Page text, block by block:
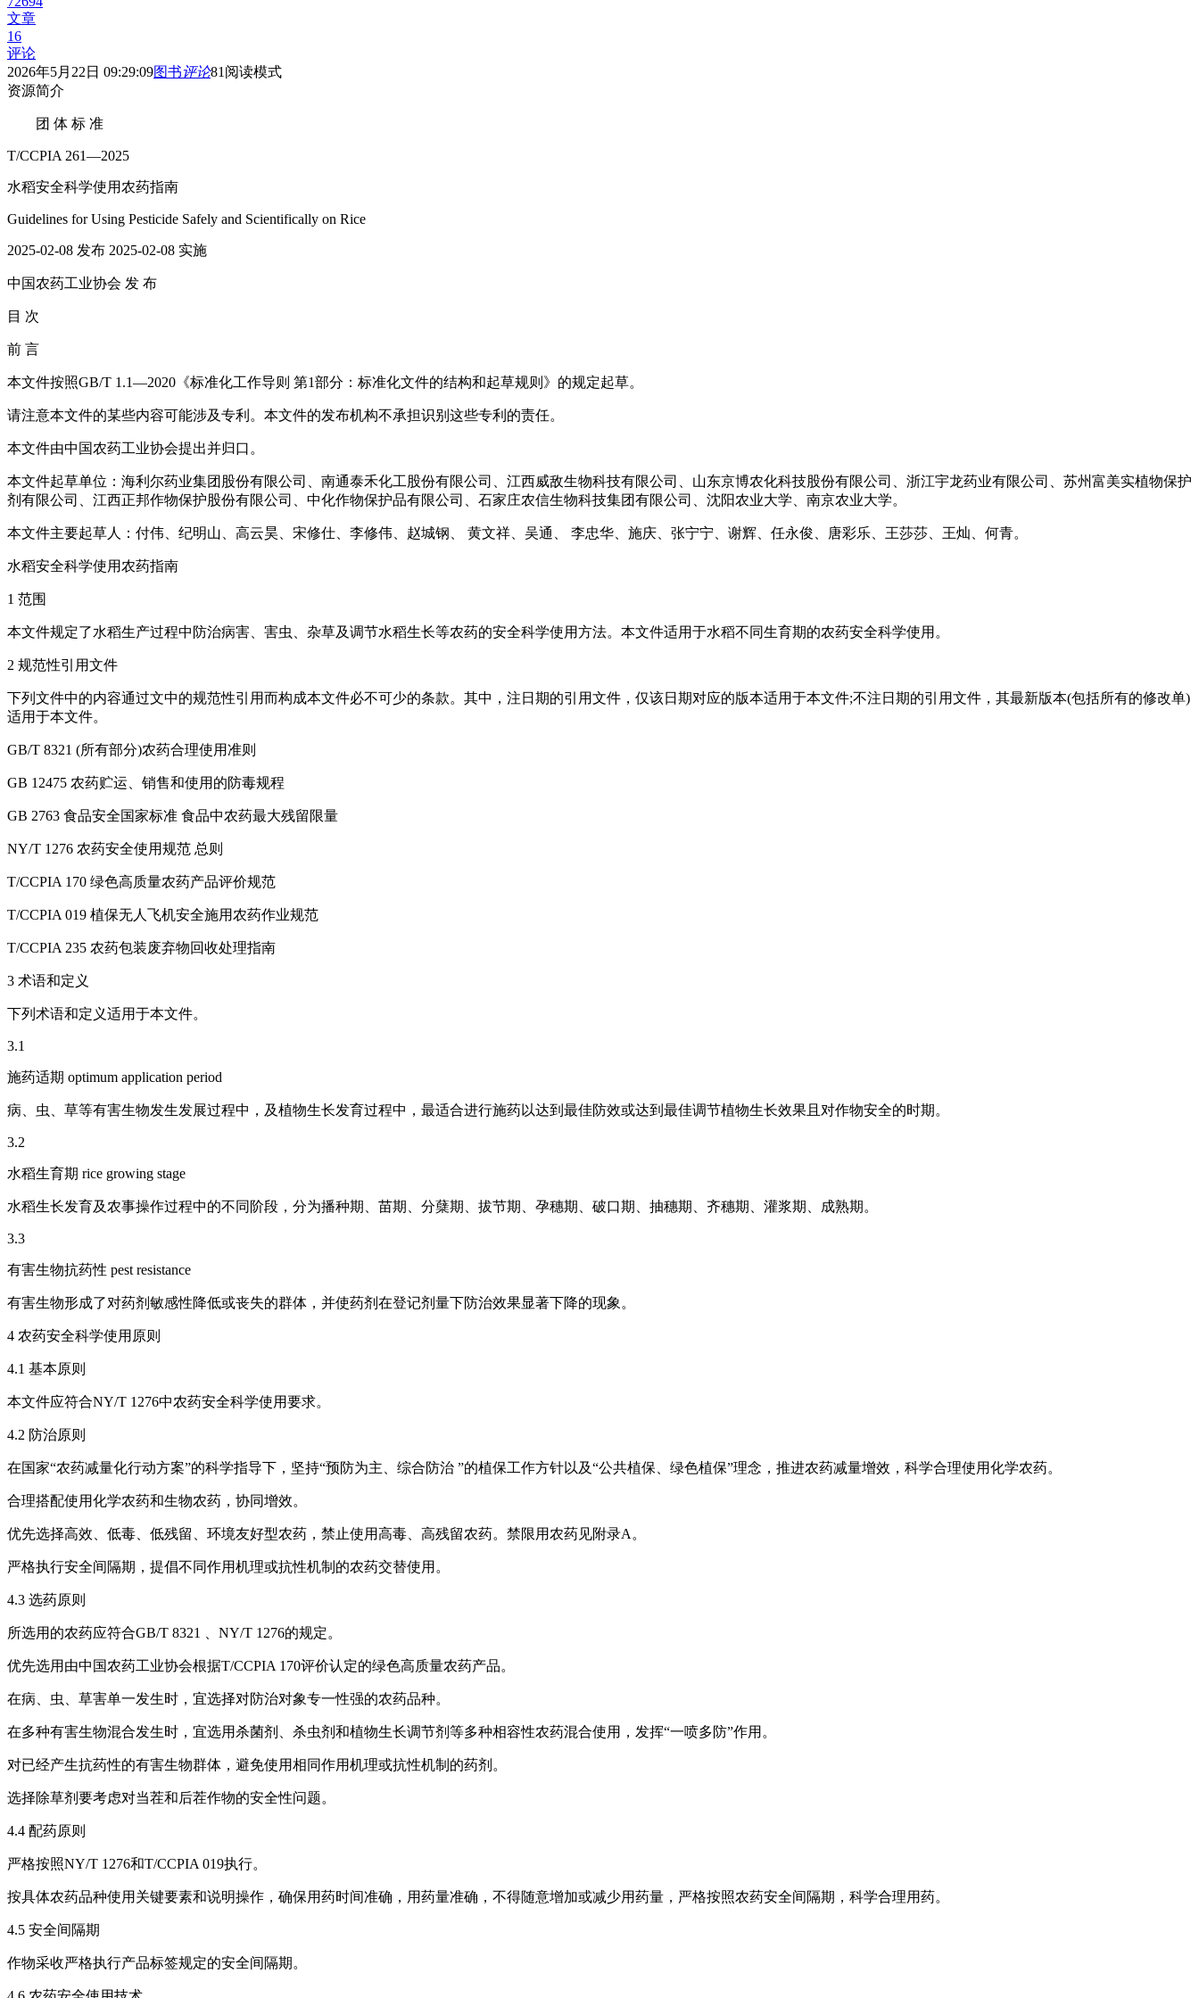
文章
16
评论
2026年5月22日 09:29:09图书评论81 阅读模式
资源简介
团 体 标 准
T/CCPIA 261—2025
水稻安全科学使用农药指南
Guidelines for Using Pesticide Safely and Scientifically on Rice
2025-02-08 发布 2025-02-08 实施
中国农药工业协会 发 布
目 次
前 言
本文件按照GB/T 1.1—2020《标准化工作导则 第1部分：标准化文件的结构和起草规则》的规定起草。
请注意本文件的某些内容可能涉及专利。本文件的发布机构不承担识别这些专利的责任。
本文件由中国农药工业协会提出并归口。
本文件起草单位：海利尔药业集团股份有限公司、南通泰禾化工股份有限公司、江西威敌生物科技有限公司、山东京博农化科技股份有限公司、浙江宇龙药业有限公司、苏州富美实植物保护
剂有限公司、江西正邦作物保护股份有限公司、中化作物保护品有限公司、石家庄农信生物科技集团有限公司、沈阳农业大学、南京农业大学。
本文件主要起草人：付伟、纪明山、高云昊、宋修仕、李修伟、赵城钢、 黄文祥、吴通、 李忠华、施庆、张宁宁、谢辉、任永俊、唐彩乐、王莎莎、王灿、何青。
水稻安全科学使用农药指南
1 范围
本文件规定了水稻生产过程中防治病害、害虫、杂草及调节水稻生长等农药的安全科学使用方法。本文件适用于水稻不同生育期的农药安全科学使用。
2 规范性引用文件
下列文件中的内容通过文中的规范性引用而构成本文件必不可少的条款。其中，注日期的引用文件，仅该日期对应的版本适用于本文件;不注日期的引用文件，其最新版本(包括所有的修改单)
适用于本文件。
GB/T 8321 (所有部分)农药合理使用准则
GB 12475 农药贮运、销售和使用的防毒规程
GB 2763 食品安全国家标准 食品中农药最大残留限量
NY/T 1276 农药安全使用规范 总则
T/CCPIA 170 绿色高质量农药产品评价规范
T/CCPIA 019 植保无人飞机安全施用农药作业规范
T/CCPIA 235 农药包装废弃物回收处理指南
3 术语和定义
下列术语和定义适用于本文件。
3.1
施药适期 optimum application period
病、虫、草等有害生物发生发展过程中，及植物生长发育过程中，最适合进行施药以达到最佳防效或达到最佳调节植物生长效果且对作物安全的时期。
3.2
水稻生育期 rice growing stage
水稻生长发育及农事操作过程中的不同阶段，分为播种期、苗期、分蘖期、拔节期、孕穗期、破口期、抽穗期、齐穗期、灌浆期、成熟期。
3.3
有害生物抗药性 pest resistance
有害生物形成了对药剂敏感性降低或丧失的群体，并使药剂在登记剂量下防治效果显著下降的现象。
4 农药安全科学使用原则
4.1 基本原则
本文件应符合NY/T 1276中农药安全科学使用要求。
4.2 防治原则
在国家“农药减量化行动方案”的科学指导下，坚持“预防为主、综合防治 ”的植保工作方针以及“公共植保、绿色植保”理念，推进农药减量增效，科学合理使用化学农药。
合理搭配使用化学农药和生物农药，协同增效。
优先选择高效、低毒、低残留、环境友好型农药，禁止使用高毒、高残留农药。禁限用农药见附录A。
严格执行安全间隔期，提倡不同作用机理或抗性机制的农药交替使用。
4.3 选药原则
所选用的农药应符合GB/T 8321 、NY/T 1276的规定。
优先选用由中国农药工业协会根据T/CCPIA 170评价认定的绿色高质量农药产品。
在病、虫、草害单一发生时，宜选择对防治对象专一性强的农药品种。
在多种有害生物混合发生时，宜选用杀菌剂、杀虫剂和植物生长调节剂等多种相容性农药混合使用，发挥“一喷多防”作用。
对已经产生抗药性的有害生物群体，避免使用相同作用机理或抗性机制的药剂。
选择除草剂要考虑对当茬和后茬作物的安全性问题。
4.4 配药原则
严格按照NY/T 1276和T/CCPIA 019执行。
按具体农药品种使用关键要素和说明操作，确保用药时间准确，用药量准确，不得随意增加或减少用药量，严格按照农药安全间隔期，科学合理用药。
4.5 安全间隔期
作物采收严格执行产品标签规定的安全间隔期。